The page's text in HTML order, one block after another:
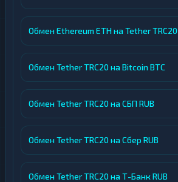
Обмен Ethereum ETH на Tether TRC20
Обмен Tether TRC20 на Bitcoin BTC
Обмен Tether TRC20 на СБП RUB
Обмен Tether TRC20 на Сбер RUB
Обмен Tether TRC20 на Т-Банк RUB